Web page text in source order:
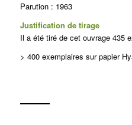
Parution : 1963
Justification de tirage
Il a été tiré de cet ouvrage 435
> 400 exemplaires sur papier